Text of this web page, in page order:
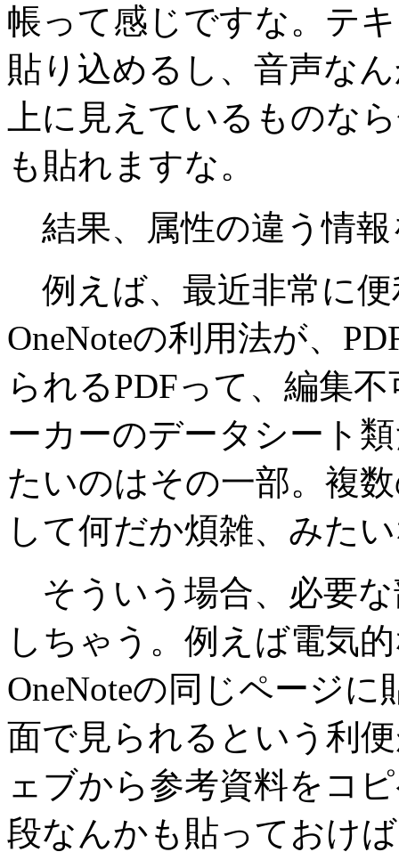
帳って感じですな。テ
貼り込めるし、音声な
上に見えているものな
も貼れますな。
結果、属性の違う情
例えば、最近非常に
OneNoteの利用法が、
られるPDFって、編集
ーカーのデータシート
たいのはその一部。複
して何だか煩雑、みた
そういう場合、必要な
しちゃう。例えば電気
OneNoteの同じページ
面で見られるという利
ェブから参考資料をコ
段なんかも貼っておけ